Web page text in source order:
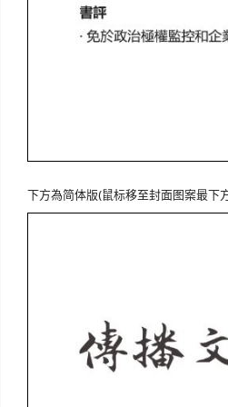
下方為简体版(鼠标移至封面图案最下